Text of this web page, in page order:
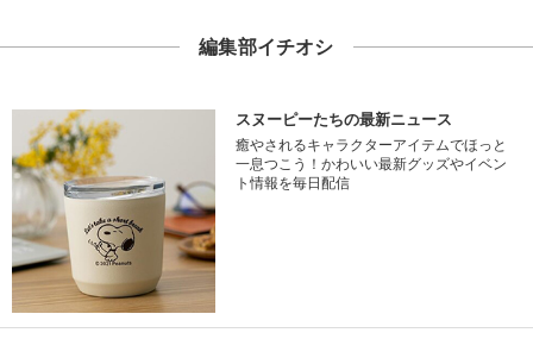
編集部イチオシ
スヌーピーたちの最新ニュース
癒やされるキャラクターアイテムでほっと
一息つこう！かわいい最新グッズやイベン
ト情報を毎日配信